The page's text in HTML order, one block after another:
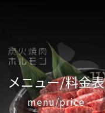
メニュー/料金表
menu/price